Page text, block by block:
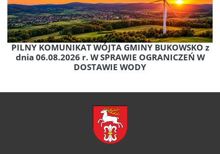
PILNY KOMUNIKAT WÓJTA GMINY BUKOWSKO z
dnia 06.08.2026 r. W SPRAWIE OGRANICZEŃ W
DOSTAWIE WODY